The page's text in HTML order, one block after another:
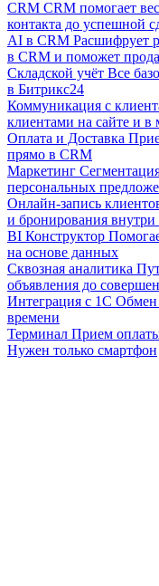
CRM CRM помогает
контакта до успешной
AI в CRM Расшифрует
в CRM и поможет
Складской учёт Все
в Битрикс24
Коммуникация с
клиентами на сайте и в
Оплата и Доставка
прямо в CRM
Маркетинг
персональных
Онлайн-запись
и бронирования
BI Конструктор
на основе данных
Сквозная аналитика
объявления до
Интеграция с 1С Обмен
времени
Терминал Прием
Нужен только смартфон